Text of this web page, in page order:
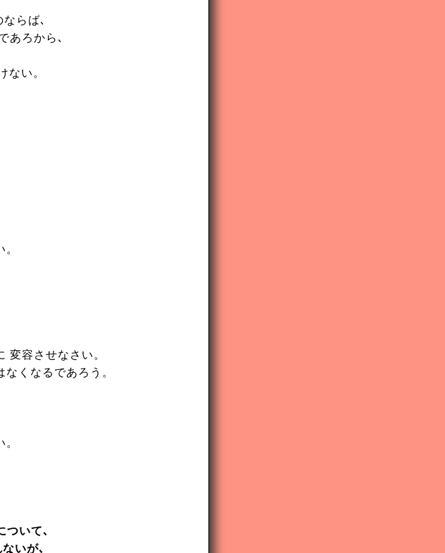
らば､
あろから､
ない。
変容させなさい。
くなるであろう。
ついて､
いが､